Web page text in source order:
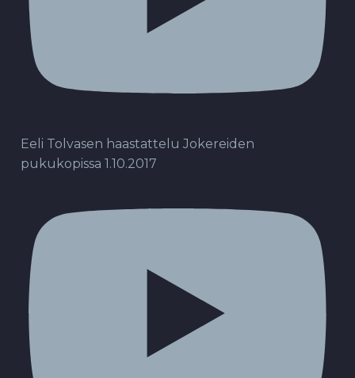
Eeli Tolvasen haastattelu Jokereiden
pukukopissa 1.10.2017